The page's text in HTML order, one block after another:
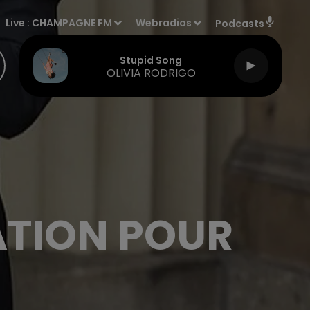
Live : CHAMPAGNE FM Webradios Podcasts
Stupid Song
OLIVIA RODRIGO
POUR